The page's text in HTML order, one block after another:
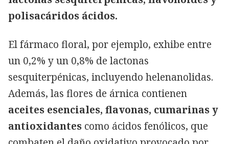
polisacáridos ácidos.
El fármaco floral, por ejemplo, exhibe entre
un 0,2% y un 0,8% de lactonas
sesquiterpénicas, incluyendo helenanolidas.
Además, las flores de árnica contienen
aceites esenciales, flavonas, cumarinas y
antioxidantes como ácidos fenólicos, que